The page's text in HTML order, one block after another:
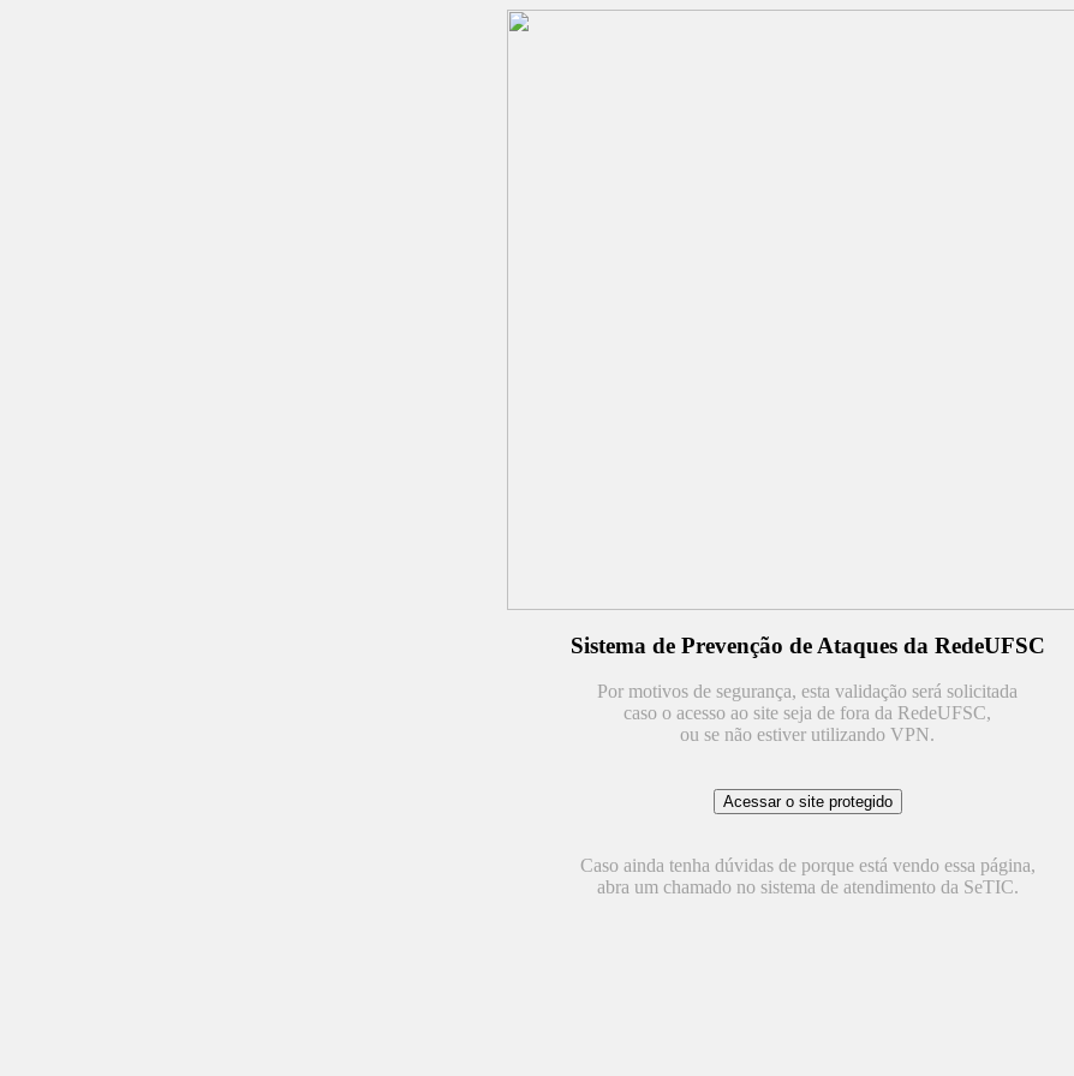
Sistema de Prevenção de Ataques da RedeUFSC
Por motivos de segurança, esta validação será solicitada
caso o acesso ao site seja de fora da RedeUFSC,
ou se não estiver utilizando VPN.
Caso ainda tenha dúvidas de porque está vendo essa página,
abra um chamado no sistema de atendimento da SeTIC.